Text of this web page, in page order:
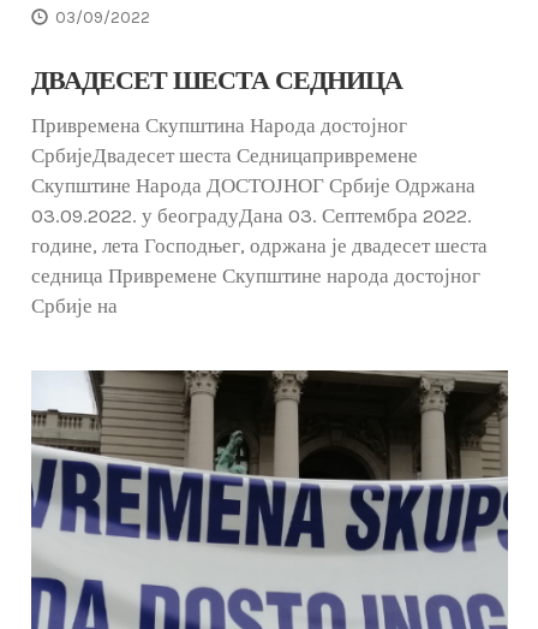
03/09/2022
ДВАДЕСЕТ ШЕСТА СЕДНИЦА
Привремена Скупштина Народа достојног
СрбијеДвадесет шеста Седницапривремене
Скупштине Народа ДОСТОЈНОГ Србије Одржана
03.09.2022. у београдуДана 03. Септембра 2022.
године, лета Господњег, одржана је двадесет шеста
седница Привремене Скупштине народа достојног
Србије на